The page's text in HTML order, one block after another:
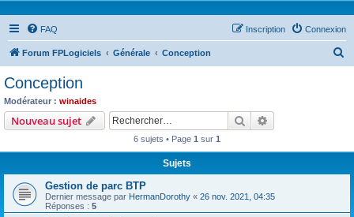
FAQ Connexion
Inscription
Forum FPLogiciels Générale Conception
Conception
Modérateur : winaides
Nouveau sujet Rechercher
6 sujets • Page 1 sur 1
Sujets
Gestion de parc BTP
Dernier message par HermanDorothy « 26 nov. 2021, 04:35
Réponses : 5